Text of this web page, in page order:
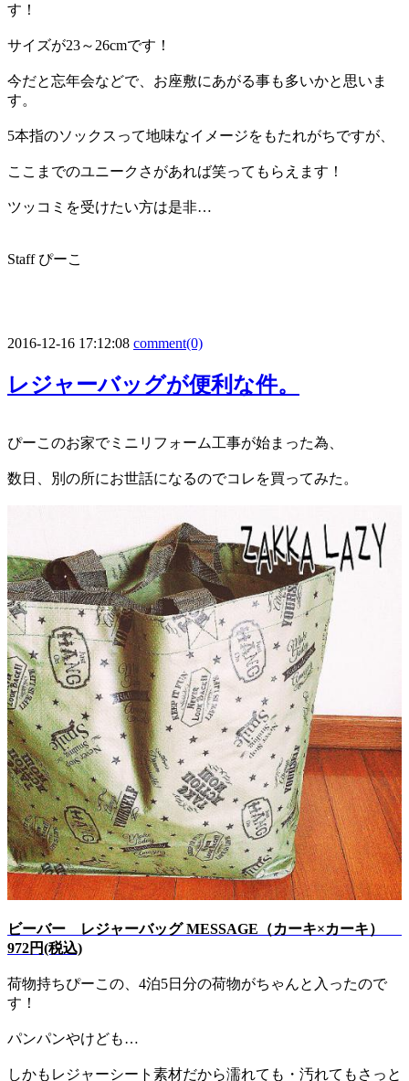
す！
サイズが23～26cmです！
今だと忘年会などで、お座敷にあがる事も多いかと思いま
す。
5本指のソックスって地味なイメージをもたれがちですが、
ここまでのユニークさがあれば笑ってもらえます！
ツッコミを受けたい方は是非…
Staff ぴーこ
2016-12-16 17:12:08 comment(0)
レジャーバッグが便利な件。
ぴーこのお家でミニリフォーム工事が始まった為、
数日、別の所にお世話になるのでコレを買ってみた。
ビーバー レジャーバッグ MESSAGE（カーキ×カーキ）
972円(税込)
荷物持ちぴーこの、4泊5日分の荷物がちゃんと入ったので
す！
パンパンやけども…
しかもレジャーシート素材だから濡れても・汚れてもさっと